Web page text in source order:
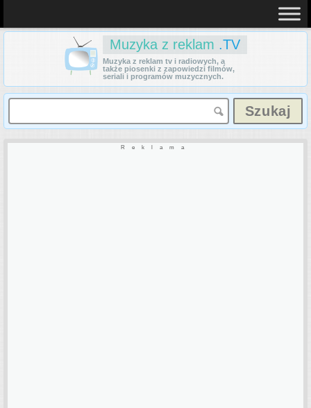
Muzyka z reklam .TV
Muzyka z reklam tv i radiowych, a
także piosenki z zapowiedzi filmów,
seriali i programów muzycznych.
Reklama